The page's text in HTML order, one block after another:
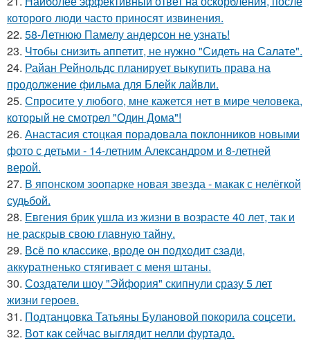
которого люди часто приносят извинения.
22. 58-Летнюю Памелу андерсон не узнать!
23. Чтобы снизить аппетит, не нужно "Сидеть на Салате".
24. Райан Рейнольдс планирует выкупить права на
продолжение фильма для Блейк лайвли.
25. Спросите у любого, мне кажется нет в мире человека,
который не смотрел "Один Дома"!
26. Анастасия стоцкая порадовала поклонников новыми
фото с детьми - 14-летним Александром и 8-летней
верой.
27. В японском зоопарке новая звезда - макак с нелёгкой
судьбой.
28. Евгения брик ушла из жизни в возрасте 40 лет, так и
не раскрыв свою главную тайну.
29. Всё по классике, вроде он подходит сзади,
аккуратненько стягивает с меня штаны.
30. Создатели шоу "Эйфория" скипнули сразу 5 лет
жизни героев.
31. Подтанцовка Татьяны Булановой покорила соцсети.
32. Вот как сейчас выглядит нелли фуртадо.